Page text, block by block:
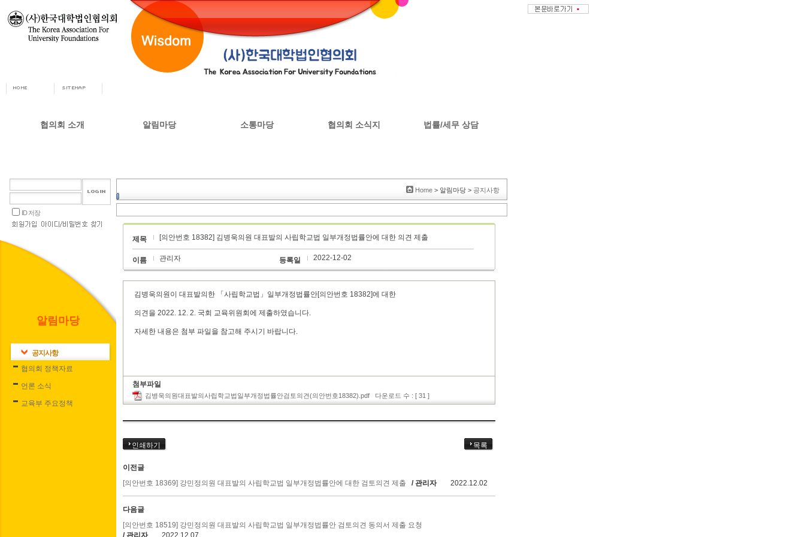
협의회 소개
설립목적 및 주요사업
협의회 정관
알림마당
교육부 주요정책
소통마당 협의회 소식지 법률/세무 상담
ID 저장
알림마당
공지사항
협의회 정책자료
언론 소식
교육부 주요정책
Home > 알림마당 > 공지사항
제목 [의안번호 18382] 김병욱의원 대표발의 사립학교법 일부개정법률안에 대한 의견 제출
이름 관리자 등록일 2022-12-02
김병욱의원이 대표발의한 「사립학교법」일부개정법률안[의안번호 18382]에 대한
의견을 2022. 12. 2. 국회 교육위원회에 제출하였습니다.
자세한 내용은 첨부 파일을 참고해 주시기 바랍니다.
첨부파일
김병욱의원대표발의사립학교법일부개정법률안검토의견(의안번호18382).pdf 다운로드 수 : [ 31 ]
인쇄하기 목록
이전글
[의안번호 18369] 강민정의원 대표발의 사립학교법 일부개정법률안에 대한 검토의견 제출
/ 관리자 2022.12.02
다음글
[의안번호 18519] 강민정의원 대표발의 사립학교법 일부개정법률안 검토의견 동의서 제출 요청
/ 관리자
2022.12.07